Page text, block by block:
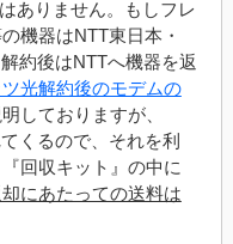
ありません。もしフレ
機器はNTT東日本・
約後はNTTへ機器を返
光解約後のモデムの
しておりますが、
くるので、それを利
回収キット』の中に
にあたっての送料は